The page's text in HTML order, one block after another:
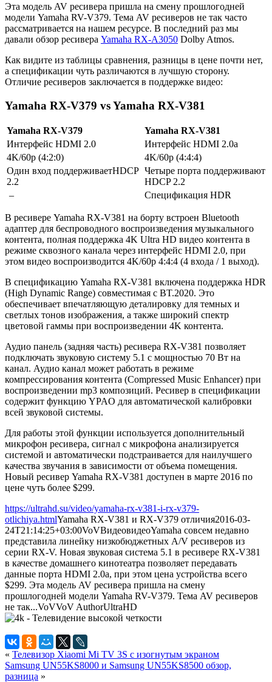
Эта модель AV ресивера пришла на смену прошлогодней
модели Yamaha RV-V379. Тема AV ресиверов не так часто
рассматривается на нашем ресурсе. В последний раз мы
давали обзор ресивера Yamaha RX-A3050 Dolby Atmos.
Как видите из таблицы сравнения, разницы в цене почти нет,
а спецификации чуть различаются в лучшую сторону.
Отличие ресиверов заключается в поддержке видео:
Yamaha RX-V379 vs Yamaha RX-V381
Yamaha RX-V379 Yamaha RX-V381
Интерфейс HDMI 2.0
Интерфейс HDMI 2.0a
4K/60p (4:2:0)
4K/60p (4:4:4)
Один вход поддерживаетHDCP
2.2
Четыре порта поддерживают
HDCP 2.2
–
Спецификация HDR
В ресивере Yamaha RX-V381 на борту встроен Bluetooth
адаптер для беспроводного воспроизведения музыкального
контента, полная поддержка 4K Ultra HD видео контента в
режиме сквозного канала через интерфейс HDMI 2.0, при
этом видео воспроизводится 4K/60p 4:4:4 (4 входа / 1 выход).
В спецификацию Yamaha RX-V381 включена поддержка HDR
(High Dynamic Range) совместимая с BT.2020. Это
обеспечивает впечатляющую деталировку для темных и
светлых тонов изображения, а также широкий спектр
цветовой гаммы при воспроизведении 4K контента.
Аудио панель (задняя часть) ресивера RX-V381 позволяет
подключать звуковую систему 5.1 с мощностью 70 Вт на
канал. Аудио канал может работать в режиме
компрессирования контента (Compressed Music Enhancer) при
воспроизведении mp3 композиций. Ресивер в спецификации
содержит функцию YPAO для автоматической калибровки
всей звуковой системы.
Для работы этой функции используется дополнительный
микрофон ресивера, сигнал с микрофона анализируется
системой и автоматически подстраивается для наилучшего
качества звучания в зависимости от объема помещения.
Новый ресивер Yamaha RX-V381 доступен в марте 2016 по
цене чуть более $299.
https://ultrahd.su/video/yamaha-rx-v381-i-rx-v379-
otlichiya.htmlYamaha RX-V381 и RX-V379 отличия2016-03-
24T21:14:25+03:00VoVВидеовидеоYamaha совсем недавно
представила линейку низкобюджетных A/V ресиверов из
серии RX-V. Новая звуковая система 5.1 в ресивере RX-V381
в качестве домашнего кинотеатра позволяет передавать
данные порта HDMI 2.0a, при этом цена устройства всего
$299. Эта модель AV ресивера пришла на смену
прошлогодней модели Yamaha RV-V379. Тема AV ресиверов
не так...VoVVoV AuthorUltraHD
« Телевизор Xiaomi Mi TV 3S с изогнутым экраном
Samsung UN55KS8000 и Samsung UN55KS8500 обзор,
разница »